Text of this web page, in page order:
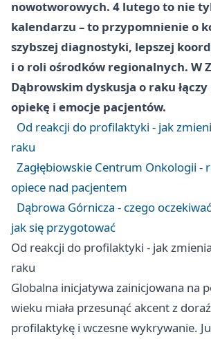
nowotworowych. 4 lutego to nie
kalendarzu – to przypomnienie o
szybszej diagnostyki, lepszej
i o roli ośrodków regionalnych. W
Dąbrowskim dyskusja o raku
opiekę i emocje pacjentów.
Od reakcji do profilaktyki - jak
raku
Zagłębiowskie Centrum Onkologii -
opiece nad pacjentem
Dąbrowa Górnicza - czego
jak się przygotować
Od reakcji do profilaktyki - jak
raku
Globalna inicjatywa zainicjowana na
wieku miała przesunąć akcent z
profilaktykę i wczesne wykrywanie.